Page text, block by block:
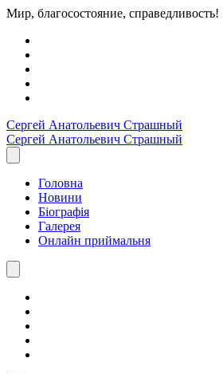
Мир, благосостояние, справедливость!
Сергей Анатольевич Страшный
Сергей Анатольевич Страшный
Головна
Новини
Біографія
Галерея
Онлайн приймальня